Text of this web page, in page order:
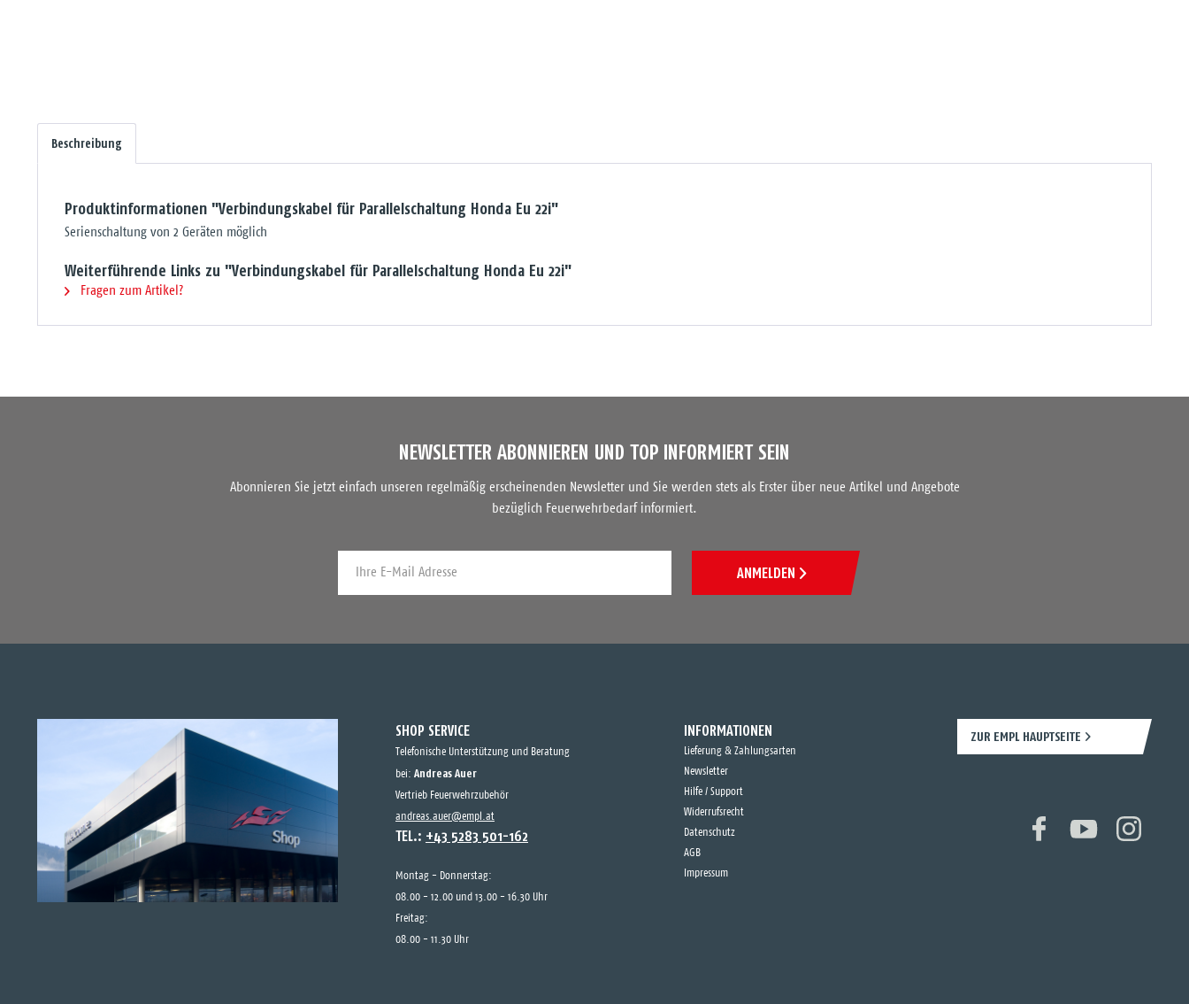
Beschreibung
Produktinformationen "Verbindungskabel für Parallelschaltung Honda Eu 22i"
Serienschaltung von 2 Geräten möglich
Weiterführende Links zu "Verbindungskabel für Parallelschaltung Honda Eu 22i"
Fragen zum Artikel?
NEWSLETTER ABONNIEREN UND TOP INFORMIERT SEIN
Abonnieren Sie jetzt einfach unseren regelmäßig erscheinenden Newsletter und Sie werden stets als Erster über neue Artikel und Angebote
bezüglich Feuerwehrbedarf informiert.
ANMELDEN
SHOP SERVICE
Telefonische Unterstützung und Beratung
bei: Andreas Auer
Vertrieb Feuerwehrzubehör
andreas.auer@empl.at
TEL.: +43 5283 501-162
Montag - Donnerstag:
08.00 - 12.00 und 13.00 - 16.30 Uhr
Freitag:
08.00 - 11.30 Uhr
INFORMATIONEN
Lieferung & Zahlungsarten
Newsletter
Hilfe / Support
Widerrufsrecht
Datenschutz
AGB
Impressum
ZUR EMPL HAUPTSEITE